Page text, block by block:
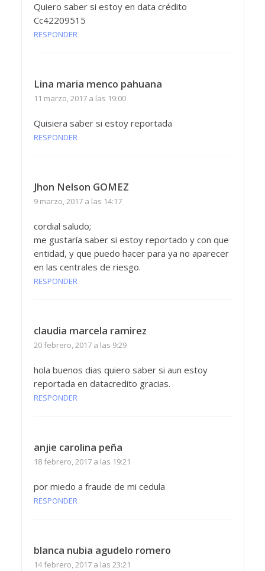
Quiero saber si estoy en data crédito
Cc42209515
RESPONDER
Lina maria menco pahuana
11 marzo, 2017 a las 19:00
Quisiera saber si estoy reportada
RESPONDER
Jhon Nelson GOMEZ
9 marzo, 2017 a las 14:17
cordial saludo;
me gustaría saber si estoy reportado y con que
entidad, y que puedo hacer para ya no aparecer
en las centrales de riesgo.
RESPONDER
claudia marcela ramirez
20 febrero, 2017 a las 9:29
hola buenos dias quiero saber si aun estoy
reportada en datacredito gracias.
RESPONDER
anjie carolina peña
18 febrero, 2017 a las 19:21
por miedo a fraude de mi cedula
RESPONDER
blanca nubia agudelo romero
14 febrero, 2017 a las 23:21